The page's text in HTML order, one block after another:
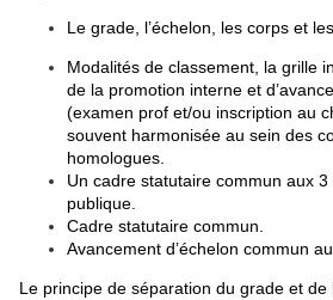
Le grade, l’échelon, les corps et
Modalités de classement, la grille
de la promotion interne et
(examen prof et/ou inscription au
souvent harmonisée au sein des
homologues.
Un cadre statutaire commun aux
publique.
Cadre statutaire commun.
Avancement d’échelon commun
Le principe de séparation du grade et de